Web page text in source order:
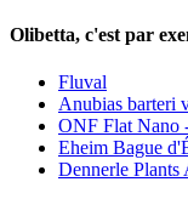
Olibetta, c'est par
Fluval
Anubias barteri
ONF Flat Nano
Eheim Bague
Dennerle Plants